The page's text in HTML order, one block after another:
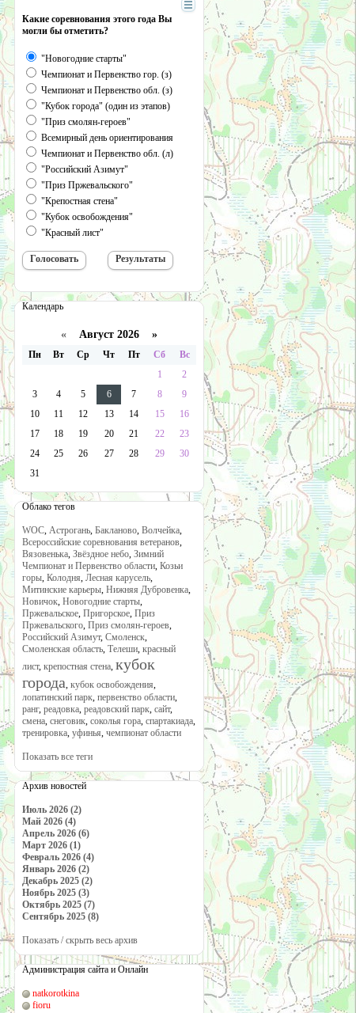
Какие соревнования этого года Вы
могли бы отметить?
"Новогодние старты"
Чемпионат и Первенство гор. (з)
Чемпионат и Первенство обл. (з)
"Кубок города" (один из этапов)
"Приз смолян-героев"
Всемирный день ориентирования
Чемпионат и Первенство обл. (л)
"Российский Азимут"
"Приз Пржевальского"
"Крепостная стена"
"Кубок освобождения"
"Красный лист"
Календарь
« Август 2026 »
Пн Вт Ср Чт Пт Сб
Вс
1
2
3
4 5 6 7 8
9
10
11 12 13 14 15
16
17
18 19 20 21 22
23
24
25 26 27 28 29
30
31
Облако тегов
WOC, Астрогань, Бакланово, Волчейка,
Всероссийские соревнования ветеранов,
Вязовенька, Звёздное небо, Зимний
Чемпионат и Первенство области, Козьи
горы, Колодня, Лесная карусель,
Митинские карьеры, Нижняя Дубровенка,
Новичок, Новогодние старты,
Пржевальское, Пригорское, Приз
Пржевальского, Приз смолян-героев,
Российский Азимут, Смоленск,
Смоленская область, Телеши, красный
лист, крепостная стена, кубок
города, кубок освобождения,
лопатинский парк, первенство области,
ранг, реадовка, реадовский парк, сайт,
смена, снеговик, соколья гора, спартакиада,
тренировка, уфинья, чемпионат области
Показать все теги
Архив новостей
Июль 2026 (2)
Май 2026 (4)
Апрель 2026 (6)
Март 2026 (1)
Февраль 2026 (4)
Январь 2026 (2)
Декабрь 2025 (2)
Ноябрь 2025 (3)
Октябрь 2025 (7)
Сентябрь 2025 (8)
Показать / скрыть весь архив
Администрация сайта и Онлайн
natkorotkina
fioru